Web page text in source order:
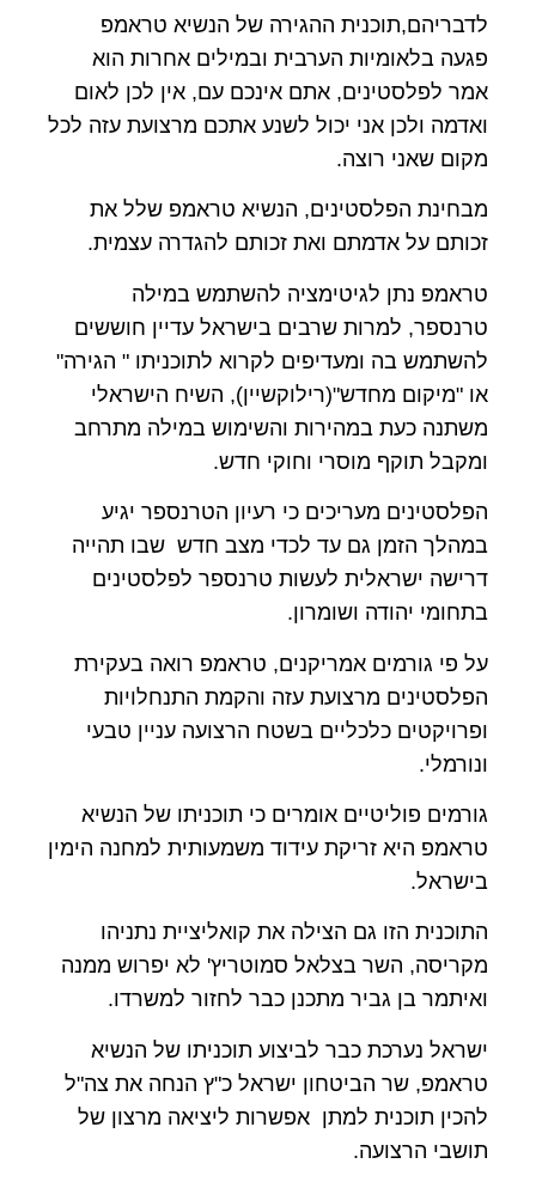
לדבריהם,תוכנית ההגירה של הנשיא טראמפ
פגעה בלאומיות הערבית ובמילים אחרות הוא
אמר לפלסטינים, אתם אינכם עם, אין לכן לאום
ואדמה ולכן אני יכול לשנע אתכם מרצועת עזה לכל
מקום שאני רוצה.
מבחינת הפלסטינים, הנשיא טראמפ שלל את
זכותם על אדמתם ואת זכותם להגדרה עצמית.
טראמפ נתן לגיטימציה להשתמש במילה
טרנספר, למרות שרבים בישראל עדיין חוששים
להשתמש בה ומעדיפים לקרוא לתוכניתו " הגירה"
או "מיקום מחדש"(רילוקשיין), השיח הישראלי
משתנה כעת במהירות והשימוש במילה מתרחב
ומקבל תוקף מוסרי וחוקי חדש.
הפלסטינים מעריכים כי רעיון הטרנספר יגיע
במהלך הזמן גם עד לכדי מצב חדש שבו תהייה
דרישה ישראלית לעשות טרנספר לפלסטינים
בתחומי יהודה ושומרון.
על פי גורמים אמריקנים, טראמפ רואה בעקירת
הפלסטינים מרצועת עזה והקמת התנחלויות
ופרויקטים כלכליים בשטח הרצועה עניין טבעי
ונורמלי.
גורמים פוליטיים אומרים כי תוכניתו של הנשיא
טראמפ היא זריקת עידוד משמעותית למחנה הימין
בישראל.
התוכנית הזו גם הצילה את קואליציית נתניהו
מקריסה, השר בצלאל סמוטריץ' לא יפרוש ממנה
ואיתמר בן גביר מתכנן כבר לחזור למשרדו.
ישראל נערכת כבר לביצוע תוכניתו של הנשיא
טראמפ, שר הביטחון ישראל כ"ץ הנחה את צה"ל
להכין תוכנית למתן אפשרות ליציאה מרצון של
תושבי הרצועה.